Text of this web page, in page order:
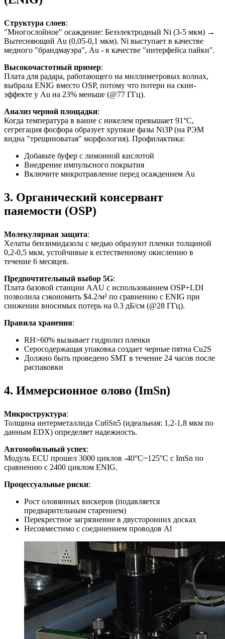
Структура слоев:
"Многослойное" осаждение: Безэлектродный Ni (3-5 мкм) →
Вытесняющий Au (0,05-0,1 мкм). Ni выступает в качестве
медного "брандмауэра", Au - в качестве "интерфейса пайки".
Высокочастотный пример:
Плата для радара, работающего на миллиметровых волнах,
выбрала ENIG вместо OSP, потому что потери на скин-
эффекте у Au на 23% меньше (@77 ГГц).
Анализ черной площадки:
Когда температура в ванне с никелем превышает 91°C,
сегрегация фосфора образует хрупкие фазы Ni3P (на РЭМ
видна "трещиноватая" морфология). Профилактика:
Добавьте буфер с лимонной кислотой
Внедрение импульсного покрытия
Включите микротравление перед осаждением Au
3. Органический консервант
паяемости (OSP)
Молекулярная защита:
Хелаты бензимидазола с медью образуют пленки толщиной
0,2-0,5 мкм, устойчивые к естественному окислению в
течение 6 месяцев.
Предпочтительный выбор 5G:
Плата базовой станции AAU с использованием OSP+LDI
позволила сэкономить $4.2/м² по сравнению с ENIG при
снижении вносимых потерь на 0.3 дБ/см (@28 ГГц).
Правила хранения:
RH>60% вызывает гидролиз пленки
Серосодержащая упаковка создает черные пятна Cu2S
Должно быть проведено SMT в течение 24 часов после
распаковки
4. Иммерсионное олово (ImSn)
Микроструктура:
Толщина интерметаллида Cu6Sn5 (идеальная: 1,2-1,8 мкм по
данным EDX) определяет надежность.
Автомобильный успех:
Модуль ECU прошел 3000 циклов -40°C~125°C с ImSn по
сравнению с 2400 циклом ENIG.
Процессуальные риски:
Рост оловянных вискеров (подавляется
предварительным старением)
Перекрестное загрязнение в двусторонних досках
Несовместимо с соединением проводов Al